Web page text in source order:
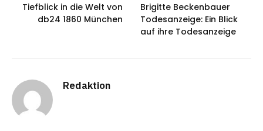
Tiefblick in die Welt von
db24 1860 München
Brigitte Beckenbauer
Todesanzeige: Ein Blick
auf ihre Todesanzeige
Redaktion